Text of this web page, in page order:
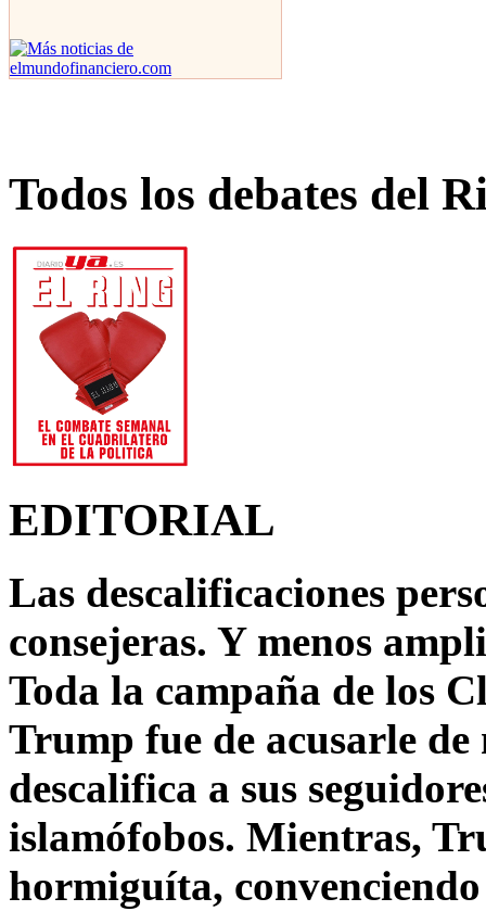
Todos los debates del
EDITORIAL
Las descalificaciones
consejeras. Y menos
Toda la campaña de los
Trump fue de acusarle
descalifica a sus
islamófobos. Mientras,
hormiguíta,